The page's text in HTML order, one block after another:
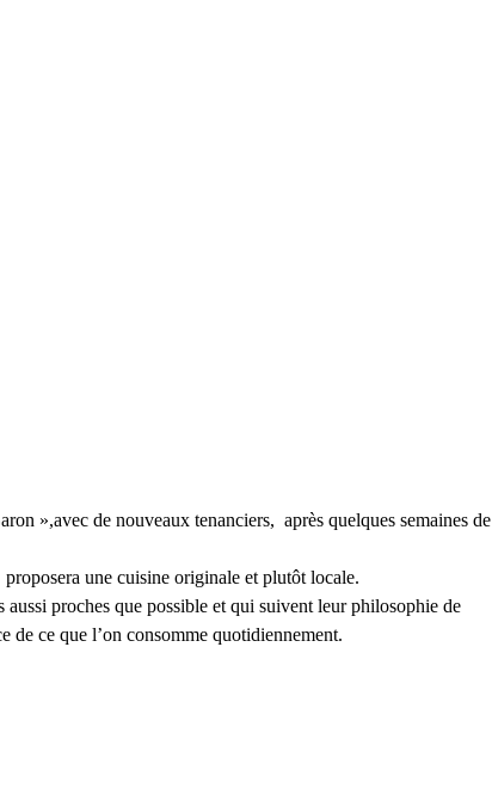
»,avec de nouveaux tenanciers,  après quelques semaines de
une cuisine originale et plutôt locale.
proches que possible et qui suivent leur philosophie de
de ce que l’on consomme quotidiennement.